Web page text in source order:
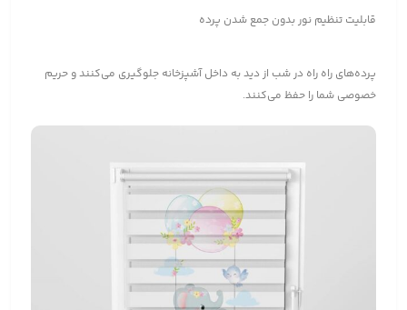
قابلیت تنظیم نور بدون جمع شدن پرده
پرده‌های راه راه در شب از دید به داخل آشپزخانه جلوگیری می‌کنند و حریم
خصوصی شما را حفظ می‌کنند.